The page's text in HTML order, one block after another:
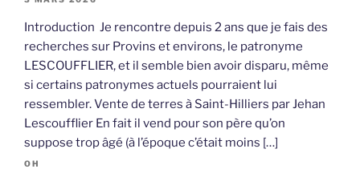
Introduction Je rencontre depuis 2 ans que je fais des
recherches sur Provins et environs, le patronyme
LESCOUFFLIER, et il semble bien avoir disparu, même
si certains patronymes actuels pourraient lui
ressembler. Vente de terres à Saint-Hilliers par Jehan
Lescoufflier En fait il vend pour son père qu’on
suppose trop âgé (à l’époque c’était moins […]
OH